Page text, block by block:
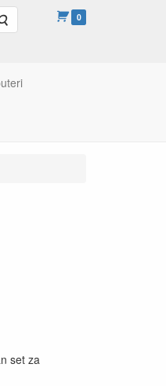
Pretraga 0
set za